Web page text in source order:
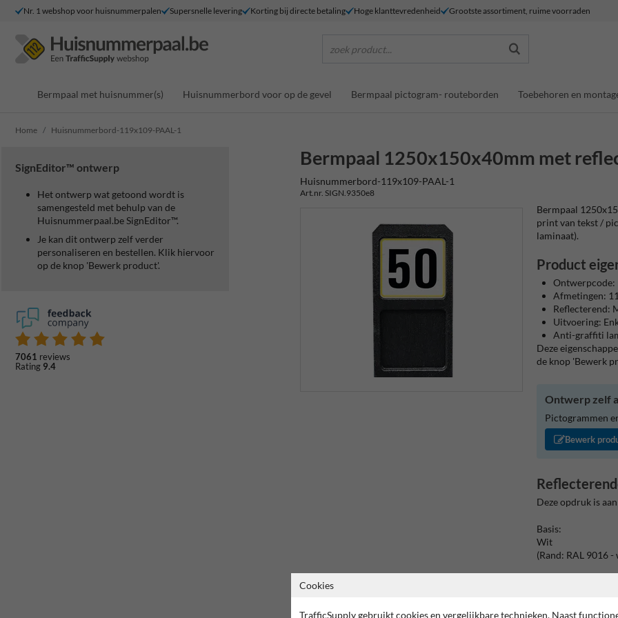
Nr. 1 webshop voor huisnummerpalen Supersnelle levering Korting bij directe betaling Hoge klanttevredenheid Grootste assortiment, ruime voorraden
zoek product...
Bermpaal met huisnummer(s) Huisnummerbord voor op de gevel Bermpaal pictogram- routeborden Toebehoren en
Home Huisnummerbord-119x109-PAAL-1
SignEditor™ ontwerp
Het ontwerp wat getoond wordt is
samengesteld met behulp van de
Huisnummerpaal.be SignEditor™.
Je kan dit ontwerp zelf verder
personaliseren en bestellen. Klik hiervoor
op de knop 'Bewerk product'.
7061 reviews
Rating 9.4
Bermpaal 1250x150x40mm met
Huisnummerbord-119x109-PAAL-1
Art.nr. SIGN.9350e8
Bermpaal
print van tekst /
laminaat).
Product
Ontwerpcode:
Afmetingen:
Reflecterend:
Uitvoering:
Anti-graffiti
Deze
de knop 'Bewerk
Ontwerp zelf
Pictogrammen
Bewerk
Deze opdruk is
Basis:
Wit
(Rand: RAL 9016 -
Cookies
TrafficSupply gebruikt cookies en vergelijkbare technieken. Naast